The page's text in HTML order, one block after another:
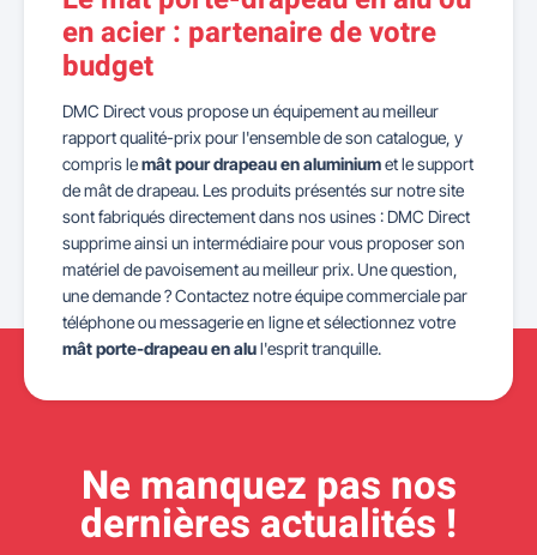
en acier : partenaire de votre
budget
DMC Direct vous propose un équipement au meilleur
rapport qualité-prix pour l'ensemble de son catalogue, y
compris lemât pour drapeau en aluminiumet le support
de mât de drapeau. Les produits présentés sur notre site
sont fabriqués directement dans nos usines : DMC Direct
supprime ainsi un intermédiaire pour vous proposer son
matériel de pavoisement au meilleur prix. Une question,
une demande ? Contactez notre équipe commerciale par
téléphone ou messagerie en ligne et sélectionnez votre
mât porte-drapeau en alul'esprit tranquille.
Ne manquez pas nos
dernières actualités !